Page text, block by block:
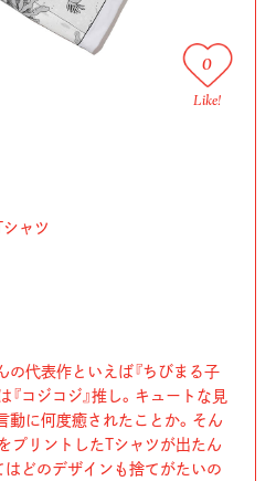
0
Like!
ャツ
の代表作といえば『ちびまる子
『コジコジ』推し。キュートな見
動に何度癒されたことか。そん
プリントしたTシャツが出たん
はどのデザインも捨てがたいの